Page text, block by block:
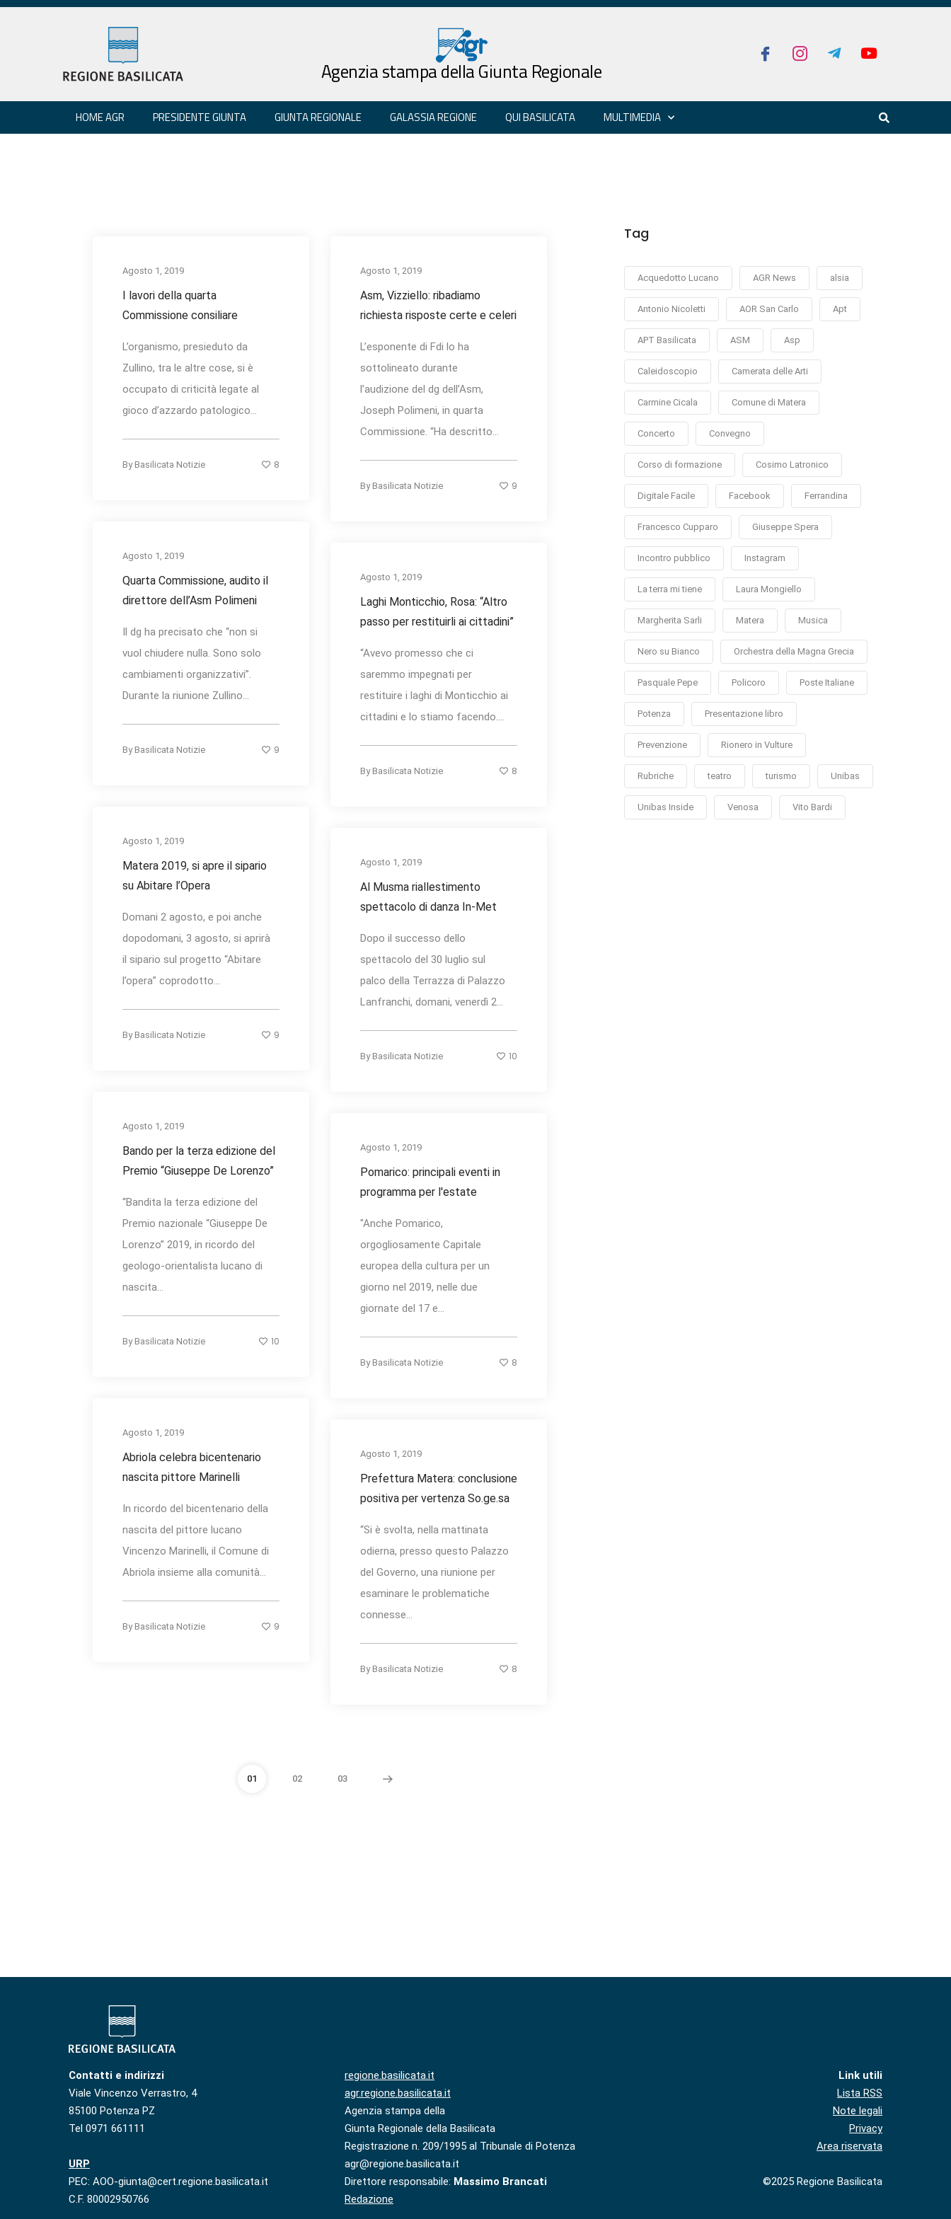
Agenzia stampa della Giunta Regionale
HOME AGR PRESIDENTE GIUNTA GIUNTA REGIONALE GALASSIA REGIONE QUI BASILICATA MULTIMEDIA
Agosto 1, 2019
I lavori della quarta
Commissione consiliare
L’organismo, presieduto da
Zullino, tra le altre cose, si è
occupato di criticità legate al
gioco d’azzardo patologico...
By Basilicata Notizie 8
Agosto 1, 2019
Asm, Vizziello: ribadiamo
richiesta risposte certe e celeri
L’esponente di Fdi lo ha
sottolineato durante
l’audizione del dg dell’Asm,
Joseph Polimeni, in quarta
Commissione. “Ha descritto...
By Basilicata Notizie 9
Agosto 1, 2019
Quarta Commissione, audito il
direttore dell’Asm Polimeni
Il dg ha precisato che “non si
vuol chiudere nulla. Sono solo
cambiamenti organizzativi”.
Durante la riunione Zullino...
By Basilicata Notizie 9
Agosto 1, 2019
Laghi Monticchio, Rosa: “Altro
passo per restituirli ai cittadini”
“Avevo promesso che ci
saremmo impegnati per
restituire i laghi di Monticchio ai
cittadini e lo stiamo facendo....
By Basilicata Notizie 8
Agosto 1, 2019
Matera 2019, si apre il sipario
su Abitare l’Opera
Domani 2 agosto, e poi anche
dopodomani, 3 agosto, si aprirà
il sipario sul progetto “Abitare
l’opera” coprodotto...
By Basilicata Notizie 9
Agosto 1, 2019
Al Musma riallestimento
spettacolo di danza In-Met
Dopo il successo dello
spettacolo del 30 luglio sul
palco della Terrazza di Palazzo
Lanfranchi, domani, venerdì 2...
By Basilicata Notizie 10
Agosto 1, 2019
Bando per la terza edizione del
Premio “Giuseppe De Lorenzo”
“Bandita la terza edizione del
Premio nazionale “Giuseppe De
Lorenzo” 2019, in ricordo del
geologo-orientalista lucano di
nascita...
By Basilicata Notizie 10
Agosto 1, 2019
Pomarico: principali eventi in
programma per l'estate
"Anche Pomarico,
orgogliosamente Capitale
europea della cultura per un
giorno nel 2019, nelle due
giornate del 17 e...
By Basilicata Notizie 8
Agosto 1, 2019
Abriola celebra bicentenario
nascita pittore Marinelli
In ricordo del bicentenario della
nascita del pittore lucano
Vincenzo Marinelli, il Comune di
Abriola insieme alla comunità...
By Basilicata Notizie 9
Agosto 1, 2019
Prefettura Matera: conclusione
positiva per vertenza So.ge.sa
“Si è svolta, nella mattinata
odierna, presso questo Palazzo
del Governo, una riunione per
esaminare le problematiche
connesse...
By Basilicata Notizie 8
01 02 03
Tag
Acquedotto Lucano AGR News alsia
Antonio Nicoletti AOR San Carlo Apt
APT Basilicata ASM Asp
Caleidoscopio Camerata delle Arti
Carmine Cicala Comune di Matera
Concerto Convegno
Corso di formazione Cosimo Latronico
Digitale Facile Facebook Ferrandina
Francesco Cupparo Giuseppe Spera
Incontro pubblico Instagram
La terra mi tiene Laura Mongiello
Margherita Sarli Matera Musica
Nero su Bianco Orchestra della Magna Grecia
Pasquale Pepe Policoro Poste Italiane
Potenza Presentazione libro
Prevenzione Rionero in Vulture
Rubriche teatro turismo Unibas
Unibas Inside Venosa Vito Bardi
Contatti e indirizzi
Viale Vincenzo Verrastro, 4
85100 Potenza PZ
Tel 0971 661111
URP
PEC: AOO-giunta@cert.regione.basilicata.it
C.F. 80002950766
regione.basilicata.it
agr.regione.basilicata.it
Agenzia stampa della
Giunta Regionale della Basilicata
Registrazione n. 209/1995 al Tribunale di Potenza
agr@regione.basilicata.it
Direttore responsabile: Massimo Brancati
Redazione
Link utili
Lista RSS
Note legali
Privacy
Area riservata
©2025 Regione Basilicata